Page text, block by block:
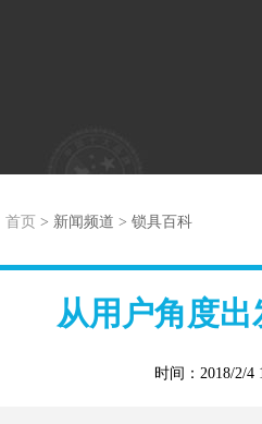
首页 > 新闻频道 > 锁具百科
从用户角度
时间：2018/2/4